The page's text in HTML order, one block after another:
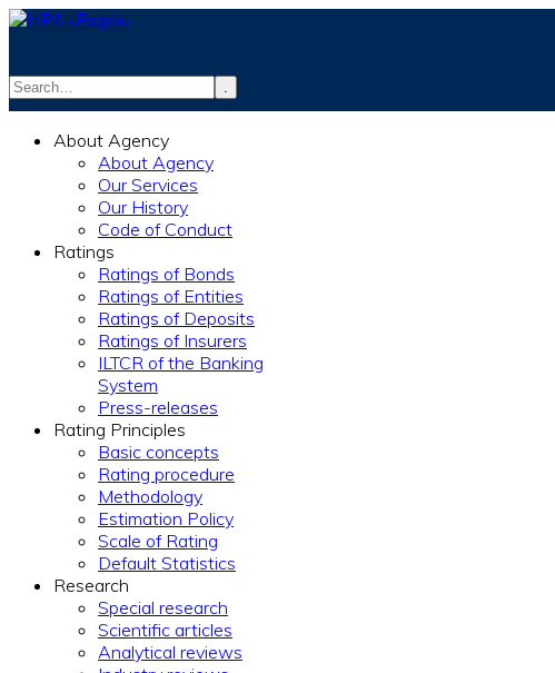
.
info@rurik.com.ua
About Agency
About Agency
Our Services
Our History
Code of Conduct
Ratings
Ratings of Bonds
Ratings of Entities
Ratings of Deposits
Ratings of Insurers
ILTCR of the Banking
System
Press-releases
Rating Principles
Basic concepts
Rating procedure
Methodology
Estimation Policy
Scale of Rating
Default Statistics
Research
Special research
Scientific articles
Analytical reviews